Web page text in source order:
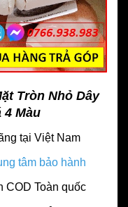
Tròn Nhỏ Dây
4 Màu
tại Việt Nam
tâm bảo hành
COD Toàn quốc